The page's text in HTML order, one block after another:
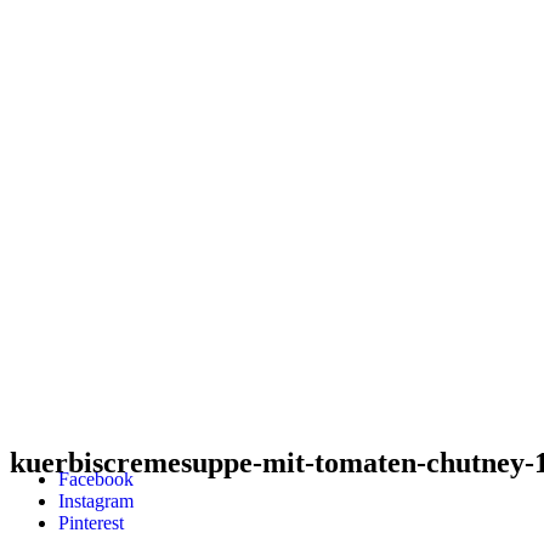
Facebook
Instagram
Pinterest
kuerbiscremesuppe-mit-tomaten-chutney-